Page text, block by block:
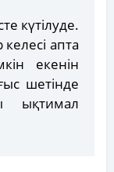
күтілуде.
апта
екенін
шетінде
ықтимал